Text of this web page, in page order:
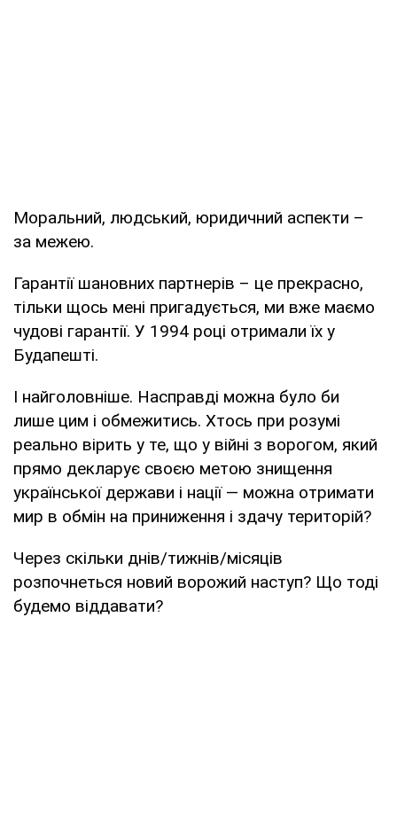
Моральний, людський, юридичний аспекти –
за межею.
Гарантії шановних партнерів – це прекрасно,
тільки щось мені пригадується, ми вже маємо
чудові гарантії. У 1994 році отримали їх у
Будапешті.
І найголовніше. Насправді можна було би
лише цим і обмежитись. Хтось при розумі
реально вірить у те, що у війні з ворогом, який
прямо декларує своєю метою знищення
української держави і нації — можна отримати
мир в обмін на приниження і здачу територій?
Через скільки днів/тижнів/місяців
розпочнеться новий ворожий наступ? Що тоді
будемо віддавати?